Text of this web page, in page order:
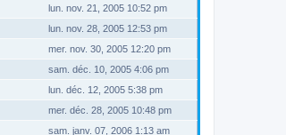
lun. nov. 21, 2005 10:52 pm
lun. nov. 28, 2005 12:53 pm
mer. nov. 30, 2005 12:20 pm
sam. déc. 10, 2005 4:06 pm
lun. déc. 12, 2005 5:38 pm
mer. déc. 28, 2005 10:48 pm
sam. janv. 07, 2006 1:13 am